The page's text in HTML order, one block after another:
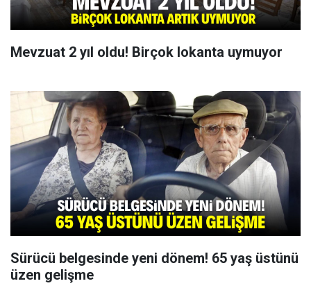
Mevzuat 2 yıl oldu! Birçok lokanta uymuyor
Sürücü belgesinde yeni dönem! 65 yaş üstünü
üzen gelişme